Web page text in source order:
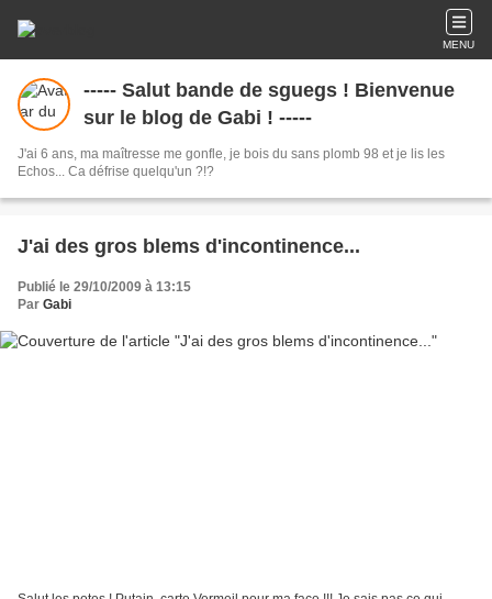
MENU
----- Salut bande de sguegs ! Bienvenue
sur le blog de Gabi ! -----
J'ai 6 ans, ma maîtresse me gonfle, je bois du sans plomb 98 et je lis les
Echos... Ca défrise quelqu'un ?!?
J'ai des gros blems d'incontinence...
Publié le 29/10/2009 à 13:15
Par Gabi